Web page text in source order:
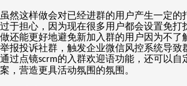
虽然这样做会对已经进群的用户产生一定的
过于担心，因为现在很多用户都会设置免打
做还能更好地避免新加入群的用户因为不了
举报投诉社群，触发企业微信风控系统导致
通过点镜scrm的入群欢迎语功能，还可以自
案，营造更具活动氛围的氛围。